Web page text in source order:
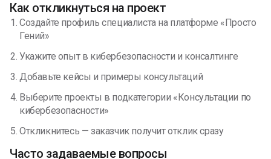
Как откликнуться на проект
Создайте профиль специалиста на платформе «Просто
Гений»
Укажите опыт в кибербезопасности и консалтинге
Добавьте кейсы и примеры консультаций
Выберите проекты в подкатегории «Консультации по
кибербезопасности»
Откликнитесь — заказчик получит отклик сразу
Часто задаваемые вопросы